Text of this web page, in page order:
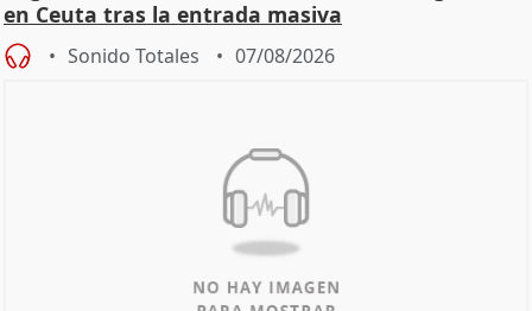
en Ceuta tras la entrada masiva
Sonido Totales 07/08/2026